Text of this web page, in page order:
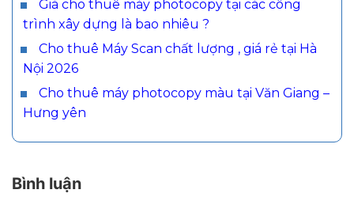
Giá cho thuê máy photocopy tại các công
trình xây dựng là bao nhiêu ?
Cho thuê Máy Scan chất lượng , giá rẻ tại Hà
Nội 2026
Cho thuê máy photocopy màu tại Văn Giang –
Hưng yên
Bình luận